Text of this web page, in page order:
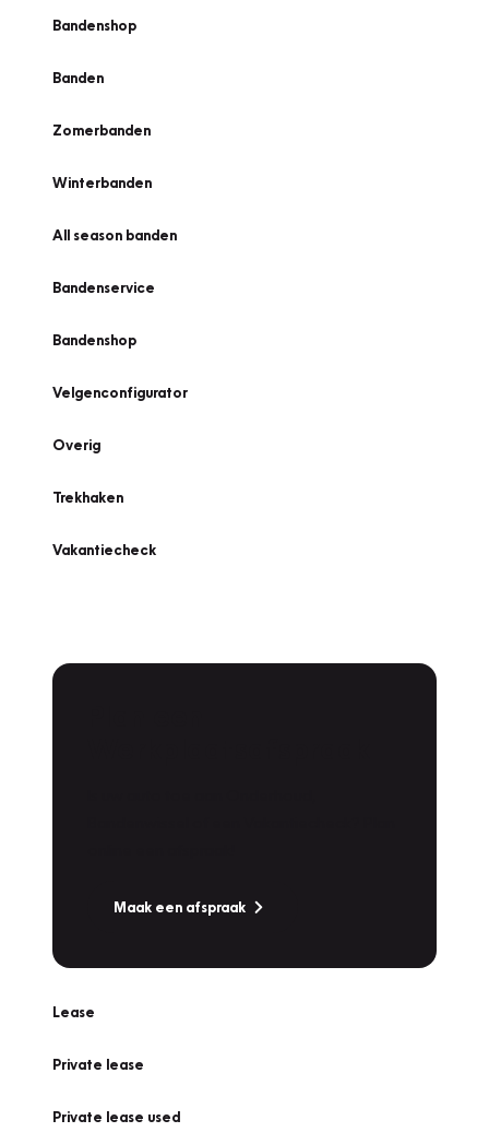
Bandenshop
Banden
Zomerbanden
Winterbanden
All season banden
Bandenservice
Bandenshop
Velgenconfigurator
Overig
Trekhaken
Vakantiecheck
Maak een afspraak
Lease
Private lease
Private lease used